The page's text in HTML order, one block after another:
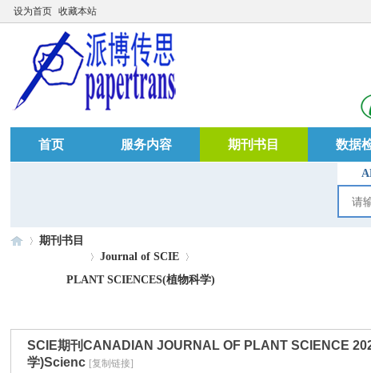
设为首页 收藏本站
首页 服务内容 期刊书目 数据
期刊书目
Journal of SCIE
PLANT SCIENCES(植物科学)
SCIE期刊CANADIAN JOURNAL OF PLANT SCIENCE
学)Scienc [复制链接]